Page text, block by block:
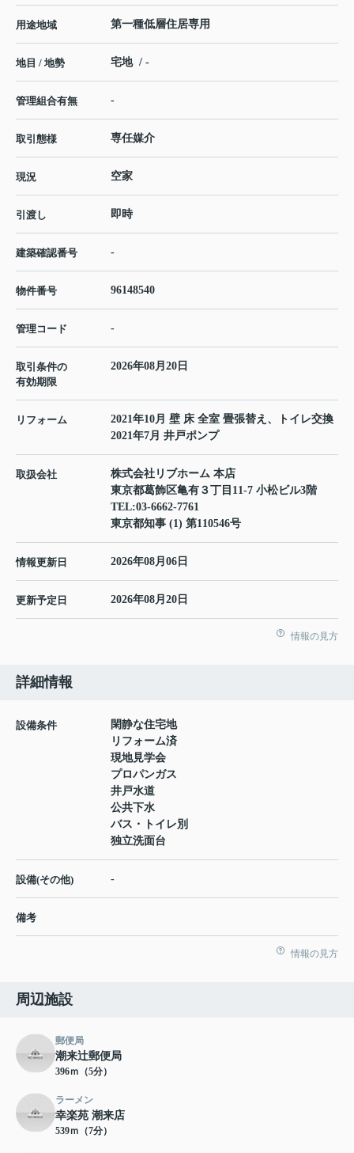
用途地域 第一種低層住居専用
地目 / 地勢 宅地 / -
管理組合有無 -
取引態様 専任媒介
現況 空家
引渡し 即時
建築確認番号 -
物件番号 96148540
管理コード -
取引条件の
有効期限
2026年08月20日
リフォーム
2021年10月 壁 床 全室 畳張替え、トイレ交換
2021年7月 井戸ポンプ
取扱会社
株式会社リブホーム 本店
東京都葛飾区亀有３丁目11-7 小松ビル3階
TEL:03-6662-7761
東京都知事 (1) 第110546号
情報更新日 2026年08月06日
更新予定日 2026年08月20日
情報の見方
詳細情報
設備条件
閑静な住宅地
リフォーム済
現地見学会
プロパンガス
井戸水道
公共下水
バス・トイレ別
独立洗面台
設備(その他) -
備考
情報の見方
周辺施設
郵便局
潮来辻郵便局
396ｍ（5分）
ラーメン
幸楽苑 潮来店
539ｍ（7分）